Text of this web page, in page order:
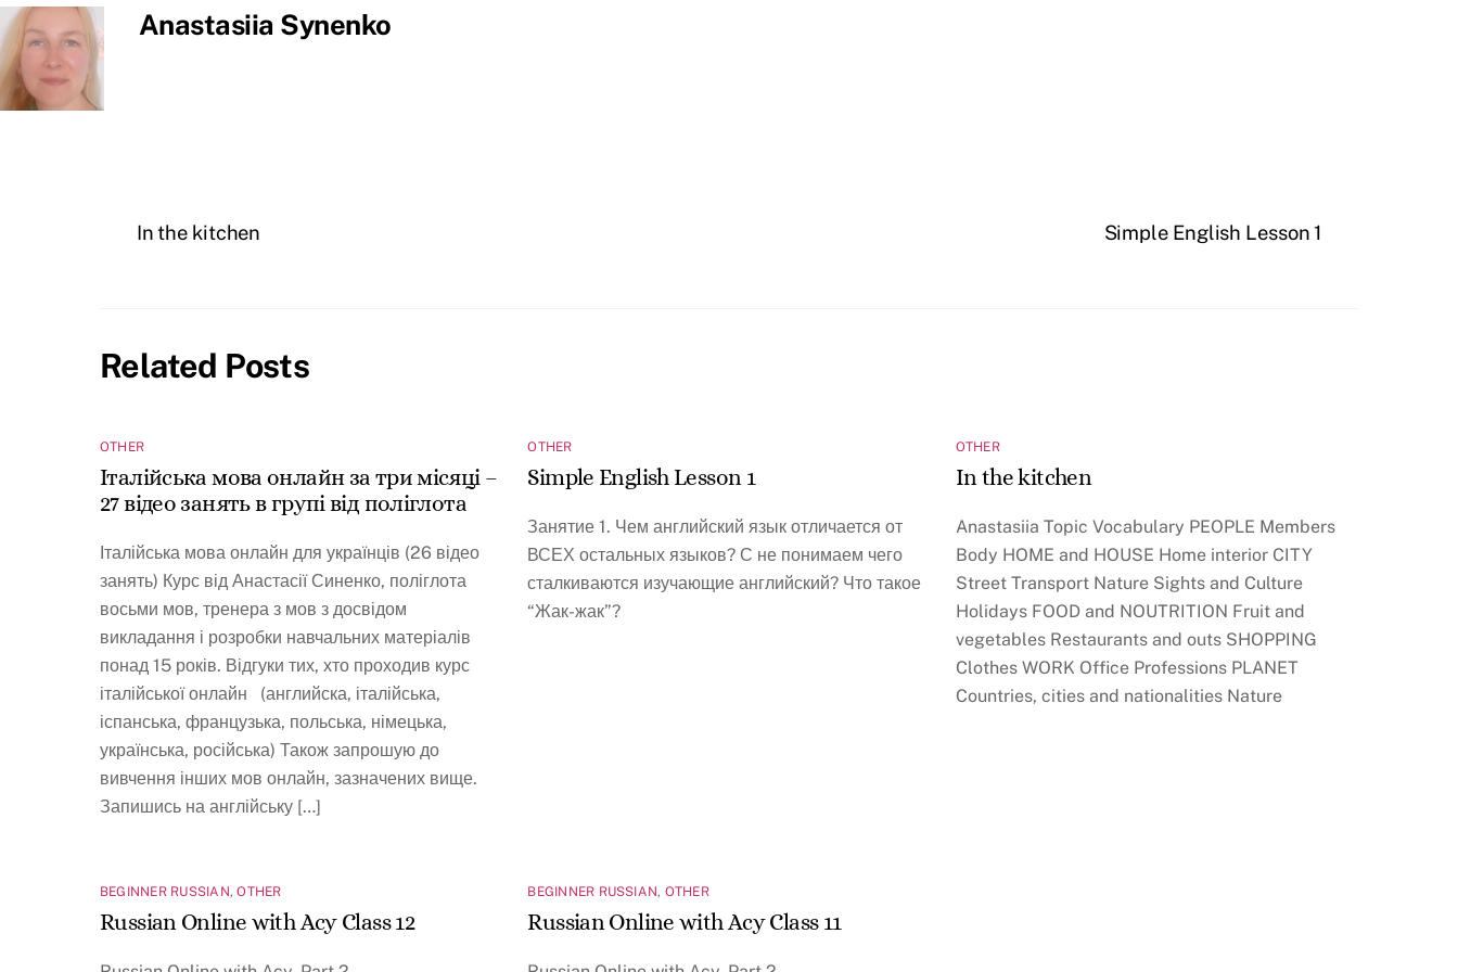
Anastasiia Synenko
In the kitchen Simple English Lesson 1
Related Posts
OTHER
Італійська мова онлайн за три місяці –
27 відео занять в групі від поліглота
Італійська мова онлайн для українців (26 відео
занять) Курс від Анастасії Синенко, поліглота
восьми мов, тренера з мов з досвідом
викладання і розробки навчальних матеріалів
понад 15 років. Відгуки тих, хто проходив курс
італійської онлайн (английска, італійська,
іспанська, французька, польська, німецька,
українська, російська) Також запрошую до
вивчення інших мов онлайн, зазначених вище.
Запишись на англійську […]
OTHER
Simple English Lesson 1
Занятие 1. Чем английский язык отличается от
ВСЕХ остальных языков? С не понимаем чего
сталкиваются изучающие английский? Что такое
“Жак-жак”?
OTHER
In the kitchen
Anastasiia Topic Vocabulary PEOPLE Members
Body HOME and HOUSE Home interior CITY
Street Transport Nature Sights and Culture
Holidays FOOD and NOUTRITION Fruit and
vegetables Restaurants and outs SHOPPING
Clothes WORK Office Professions PLANET
Countries, cities and nationalities Nature
BEGINNER RUSSIAN,OTHER
Russian Online with Acy Class 12
BEGINNER RUSSIAN, OTHER
Russian Online with Acy Class 11